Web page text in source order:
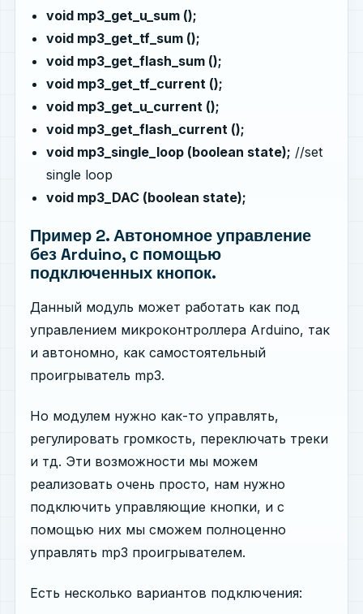
void mp3_get_u_sum ();
void mp3_get_tf_sum ();
void mp3_get_flash_sum ();
void mp3_get_tf_current ();
void mp3_get_u_current ();
void mp3_get_flash_current ();
void mp3_single_loop (boolean state); //set
single loop
void mp3_DAC (boolean state);
Пример 2. Автономное управление
без Arduino, с помощью
подключенных кнопок.
Данный модуль может работать как под
управлением микроконтроллера Arduino, так
и автономно, как самостоятельный
проигрыватель mp3.
Но модулем нужно как-то управлять,
регулировать громкость, переключать треки
и тд. Эти возможности мы можем
реализовать очень просто, нам нужно
подключить управляющие кнопки, и с
помощью них мы сможем полноценно
управлять mp3 проигрывателем.
Есть несколько вариантов подключения: